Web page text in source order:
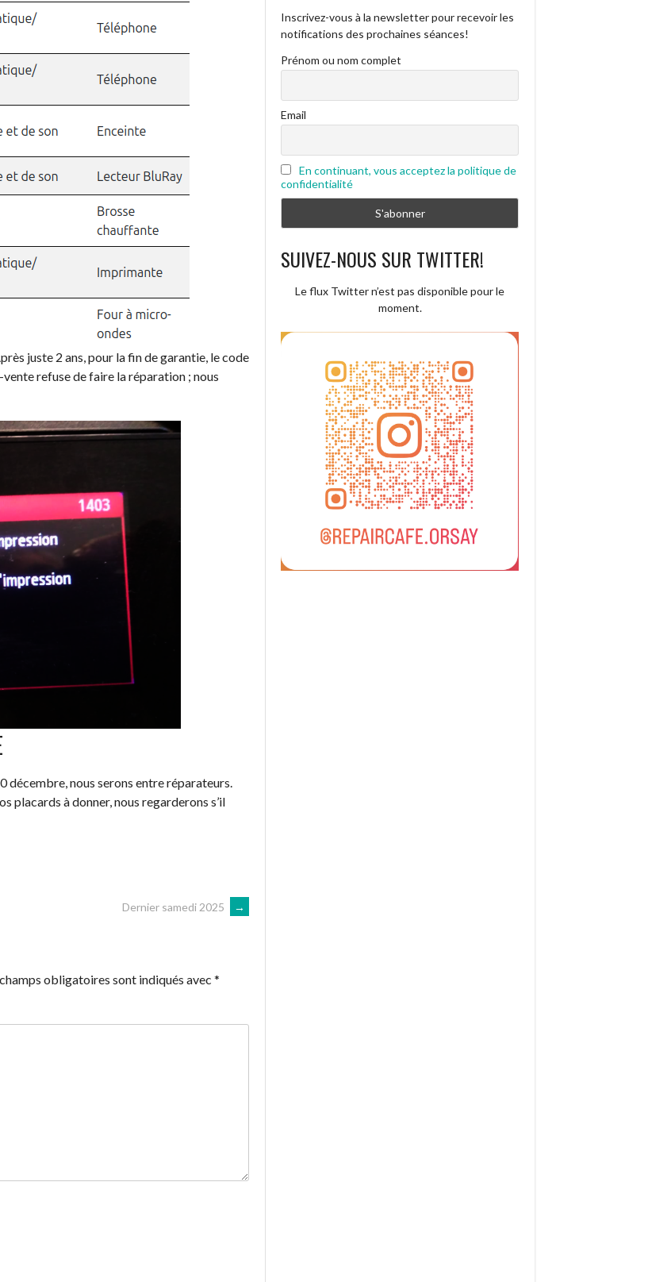
juste 2 ans, pour la fin de garantie, le code
refuse de faire la réparation ; nous
décembre, nous serons entre réparateurs.
placards à donner, nous regarderons s’il
Dernier samedi 2025 →
obligatoires sont indiqués avec *
Inscrivez-vous à la newsletter pour recevoir les
notifications des prochaines séances!
Prénom ou nom complet
Email
En continuant, vous acceptez la politique de
confidentialité
SUIVEZ-NOUS SUR TWITTER!
Le flux Twitter n’est pas disponible pour le
moment.